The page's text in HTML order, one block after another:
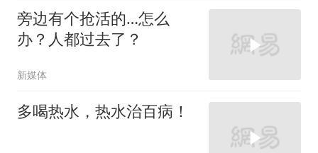
旁边有个抢活的…怎么
办？人都过去了？
新媒体
多喝热水，热水治百病！